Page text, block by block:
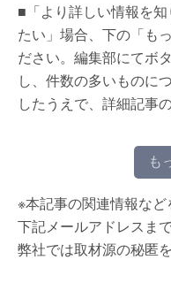
■「より詳しい情報を
たい」場合、下の「も
ださい。編集部にてボ
し、件数の多いものに
したうえで、詳細記事
も
※本記事の関連情報な
下記メールアドレスま
弊社では取材源の秘匿